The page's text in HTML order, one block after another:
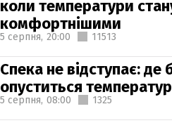
коли температури
комфортнішими
5 серпня, 20:00 11513
Спека не відступає: де
опуститься
5 серпня, 08:00 1325